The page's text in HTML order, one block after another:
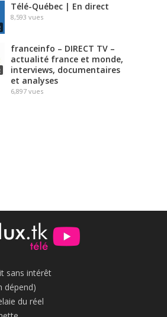
Télé-Québec | En direct
8,593 vues
franceinfo – DIRECT TV –
actualité france et monde,
interviews, documentaires
et analyses
6,897 vues
sans intérêt
dépend)
du réel